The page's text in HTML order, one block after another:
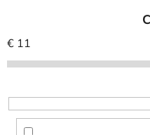
i
e
r
o
€ 11